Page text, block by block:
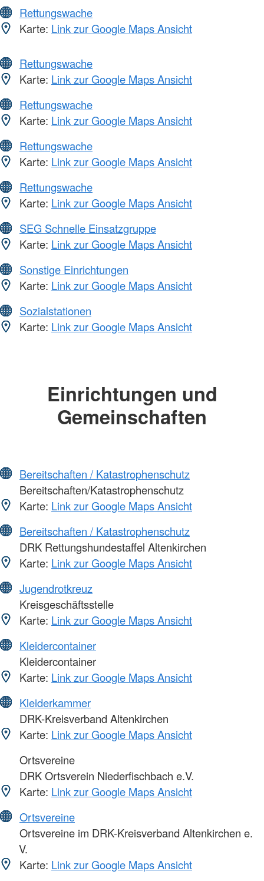
Rettungswache
Karte: Link zur Google Maps Ansicht
Rettungswache
Karte: Link zur Google Maps Ansicht
Rettungswache
Karte: Link zur Google Maps Ansicht
Rettungswache
Karte: Link zur Google Maps Ansicht
Rettungswache
Karte: Link zur Google Maps Ansicht
SEG Schnelle Einsatzgruppe
Karte: Link zur Google Maps Ansicht
Sonstige Einrichtungen
Karte: Link zur Google Maps Ansicht
Sozialstationen
Karte: Link zur Google Maps Ansicht
Einrichtungen und
Gemeinschaften
Bereitschaften / Katastrophenschutz
Bereitschaften/Katastrophenschutz
Karte: Link zur Google Maps Ansicht
Bereitschaften / Katastrophenschutz
DRK Rettungshundestaffel Altenkirchen
Karte: Link zur Google Maps Ansicht
Jugendrotkreuz
Kreisgeschäftsstelle
Karte: Link zur Google Maps Ansicht
Kleidercontainer
Kleidercontainer
Karte: Link zur Google Maps Ansicht
Kleiderkammer
DRK-Kreisverband Altenkirchen
Karte: Link zur Google Maps Ansicht
Ortsvereine
DRK Ortsverein Niederfischbach e.V.
Karte: Link zur Google Maps Ansicht
Ortsvereine
Ortsvereine im DRK-Kreisverband Altenkirchen e.
V.
Karte: Link zur Google Maps Ansicht